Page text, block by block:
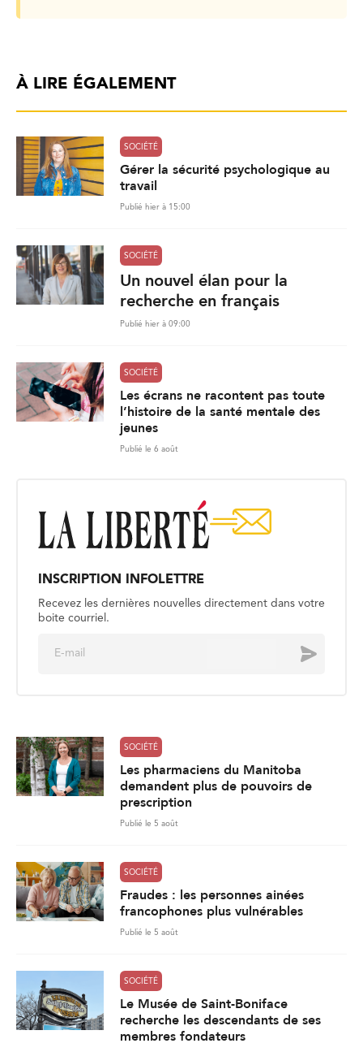
À LIRE ÉGALEMENT
SOCIÉTÉ
Gérer la sécurité psychologique au
travail
Publié hier à 15:00
SOCIÉTÉ
Un nouvel élan pour la
recherche en français
Publié hier à 09:00
SOCIÉTÉ
Les écrans ne racontent pas toute
l’histoire de la santé mentale des
jeunes
Publié le 6 août
INSCRIPTION INFOLETTRE
Recevez les dernières nouvelles directement dans votre
boite courriel.
Envoyer
SOCIÉTÉ
Les pharmaciens du Manitoba
demandent plus de pouvoirs de
prescription
Publié le 5 août
SOCIÉTÉ
Fraudes : les personnes ainées
francophones plus vulnérables
Publié le 5 août
SOCIÉTÉ
Le Musée de Saint-Boniface
recherche les descendants de ses
membres fondateurs